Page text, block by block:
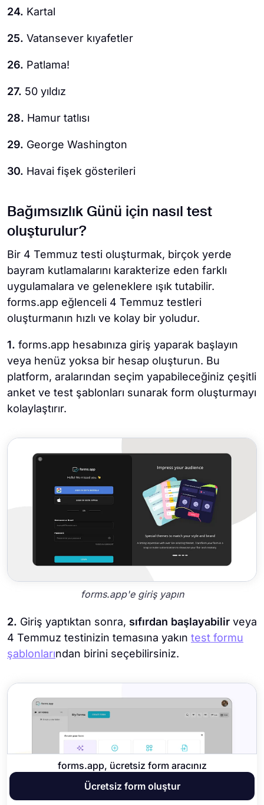
24. Kartal
25. Vatansever kıyafetler
26. Patlama!
27. 50 yıldız
28. Hamur tatlısı
29. George Washington
30. Havai fişek gösterileri
Bağımsızlık Günü için nasıl test
oluşturulur?
Bir 4 Temmuz testi oluşturmak, birçok yerde
bayram kutlamalarını karakterize eden farklı
uygulamalara ve geleneklere ışık tutabilir.
forms.app eğlenceli 4 Temmuz testleri
oluşturmanın hızlı ve kolay bir yoludur.
1. forms.app hesabınıza giriş yaparak başlayın
veya henüz yoksa bir hesap oluşturun. Bu
platform, aralarından seçim yapabileceğiniz çeşitli
anket ve test şablonları sunarak form oluşturmayı
kolaylaştırır.
forms.app'e giriş yapın
2. Giriş yaptıktan sonra, sıfırdan başlayabilir veya
4 Temmuz testinizin temasına yakın test formu
şablonlarından birini seçebilirsiniz.
forms.app, ücretsiz form aracınız
Ücretsiz form oluştur